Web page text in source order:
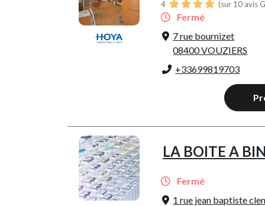
4 (sur 10 avis
Fermé
7 rue bournizet
08400 VOUZIERS
+33699819703
LA BOITE A
Fermé
1 rue jean baptiste